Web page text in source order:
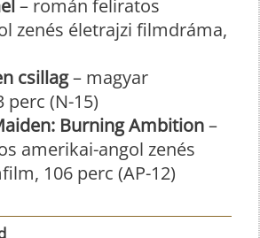
– román feliratos
zenés életrajzi filmdráma,
csillag– magyar
(N-15)
Burning Ambition–
amerikai-angol zenés
106 perc (AP-12)